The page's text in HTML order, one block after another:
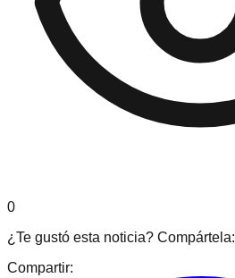
0
¿Te gustó esta noticia? Compártela:
Compartir: